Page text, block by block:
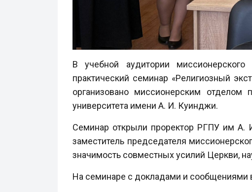
В учебной аудитории миссионерского
практический семинар «Религиозный
организовано миссионерским
университета имени А. И. Куинджи.
Семинар открыли проректор РГПУ им А.
заместитель председателя
значимость совместных усилий Церкви,
На семинаре с докладами и сообщениями